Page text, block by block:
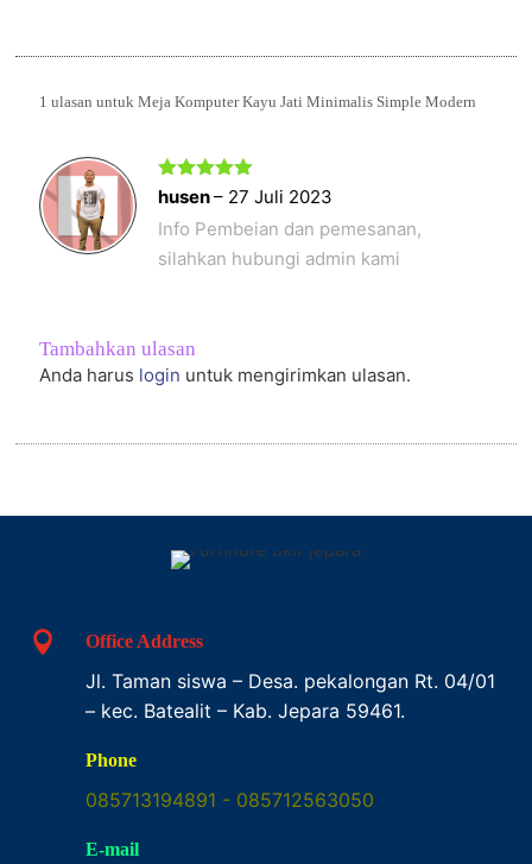
1 ulasan untukMeja Komputer Kayu Jati Minimalis Simple Modern
Dinilai5
dari 5
husen– 27 Juli 2023
Info Pembeian dan pemesanan,
silahkan hubungi admin kami
Tambahkan ulasan
Anda harus login untuk mengirimkan ulasan.
 Office Address
Jl. Taman siswa – Desa. pekalongan Rt. 04/01
– kec. Batealit – Kab. Jepara 59461.
Phone
085713194891 - 085712563050
E-mail